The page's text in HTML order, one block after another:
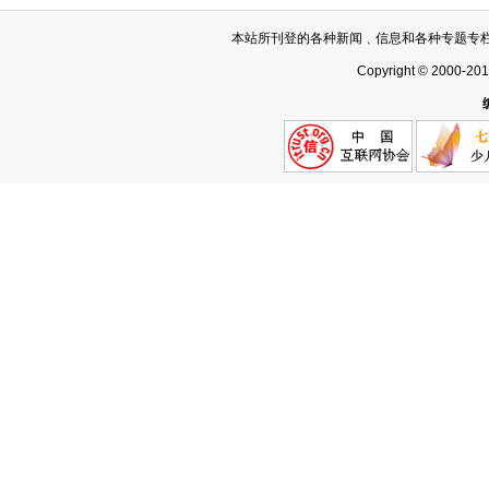
本站所刊登的各种新闻﹑信息和各种专题专
Copyright © 2000-